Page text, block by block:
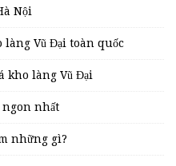
Nội
làng Vũ Đại toàn quốc
kho làng Vũ Đại
ngon nhất
những gì?